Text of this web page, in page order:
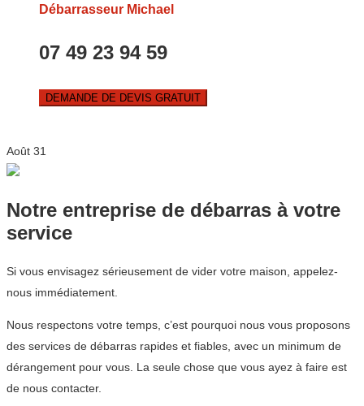
Débarrasseur Michael
07 49 23 94 59
DEMANDE DE DEVIS GRATUIT
Août 31
Notre entreprise de débarras à votre
service
Si vous envisagez sérieusement de vider votre maison, appelez-
nous immédiatement.
Nous respectons votre temps, c’est pourquoi nous vous proposons
des services de débarras rapides et fiables, avec un minimum de
dérangement pour vous. La seule chose que vous ayez à faire est
de nous contacter.